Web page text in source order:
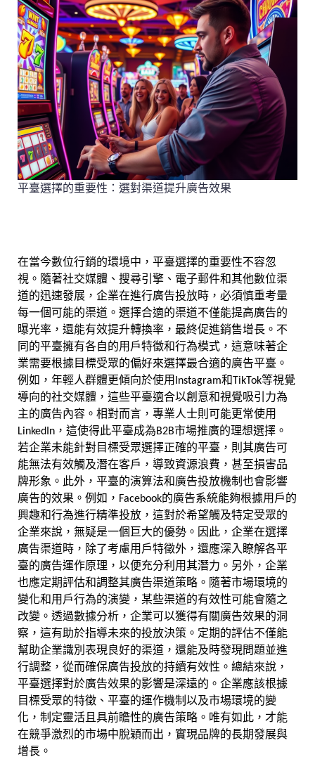
平臺選擇的重要性：選對渠道提升廣告效果
在當今數位行銷的環境中，平臺選擇的重要性不容忽
視。隨著社交媒體、搜尋引擎、電子郵件和其他數位渠
道的迅速發展，企業在進行廣告投放時，必須慎重考量
每一個可能的渠道。選擇合適的渠道不僅能提高廣告的
曝光率，還能有效提升轉換率，最終促進銷售增長。不
同的平臺擁有各自的用戶特徵和行為模式，這意味著企
業需要根據目標受眾的偏好來選擇最合適的廣告平臺。
例如，年輕人群體更傾向於使用Instagram和TikTok等視覺
導向的社交媒體，這些平臺適合以創意和視覺吸引力為
主的廣告內容。相對而言，專業人士則可能更常使用
LinkedIn，這使得此平臺成為B2B市場推廣的理想選擇。
若企業未能針對目標受眾選擇正確的平臺，則其廣告可
能無法有效觸及潛在客戶，導致資源浪費，甚至損害品
牌形象。此外，平臺的演算法和廣告投放機制也會影響
廣告的效果。例如，Facebook的廣告系統能夠根據用戶的
興趣和行為進行精準投放，這對於希望觸及特定受眾的
企業來說，無疑是一個巨大的優勢。因此，企業在選擇
廣告渠道時，除了考慮用戶特徵外，還應深入瞭解各平
臺的廣告運作原理，以便充分利用其潛力。另外，企業
也應定期評估和調整其廣告渠道策略。隨著市場環境的
變化和用戶行為的演變，某些渠道的有效性可能會隨之
改變。透過數據分析，企業可以獲得有關廣告效果的洞
察，這有助於指導未來的投放決策。定期的評估不僅能
幫助企業識別表現良好的渠道，還能及時發現問題並進
行調整，從而確保廣告投放的持續有效性。總結來說，
平臺選擇對於廣告效果的影響是深遠的。企業應該根據
目標受眾的特徵、平臺的運作機制以及市場環境的變
化，制定靈活且具前瞻性的廣告策略。唯有如此，才能
在競爭激烈的市場中脫穎而出，實現品牌的長期發展與
增長。